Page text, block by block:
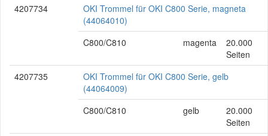
4207734
OKI Trommel für OKI C800 Serie, magneta
(44064010)
C800/C810
magenta
20.000
Seiten
4207735
OKI Trommel für OKI C800 Serie, gelb
(44064009)
C800/C810
gelb
20.000
Seiten